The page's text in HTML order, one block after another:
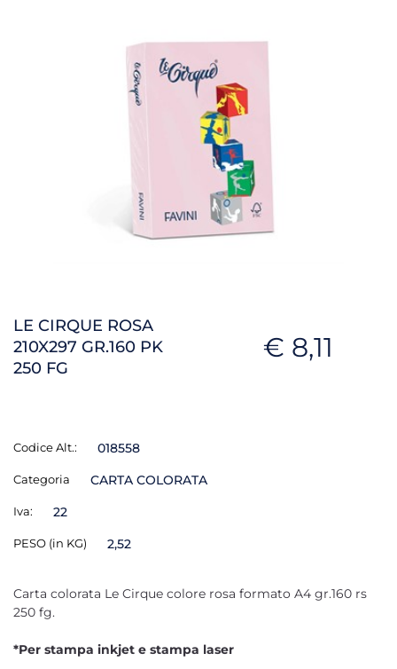
LE CIRQUE ROSA
210X297 GR.160 PK
250 FG
€ 8,11
Codice Alt.: 018558
Categoria CARTA COLORATA
Iva: 22
PESO (in KG) 2,52
Carta colorata Le Cirque colore rosa formato A4 gr.160 rs
250 fg.
*Per stampa inkjet e stampa laser